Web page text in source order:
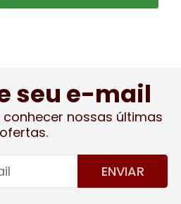
seu e-mail
conhecer nossas últimas
ofertas.
ENVIAR